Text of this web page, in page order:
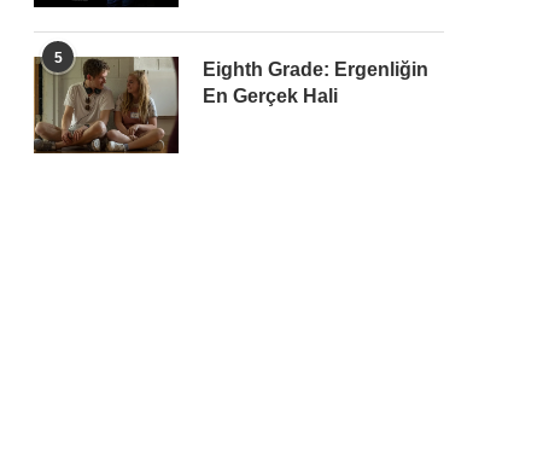
5
Eighth Grade: Ergenliğin
En Gerçek Hali